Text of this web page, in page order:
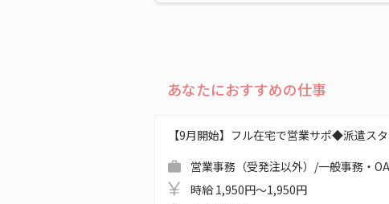
あなたにおすすめの仕事
【9月開始】フル在宅で営業サポ◆派遣ス
営業事務（受発注以外）/一般事務・
時給 1,950円～1,950円